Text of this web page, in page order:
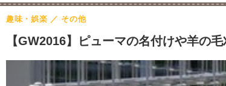
【GW2016】ピューマの名付けや羊の
趣味・娯楽 その他